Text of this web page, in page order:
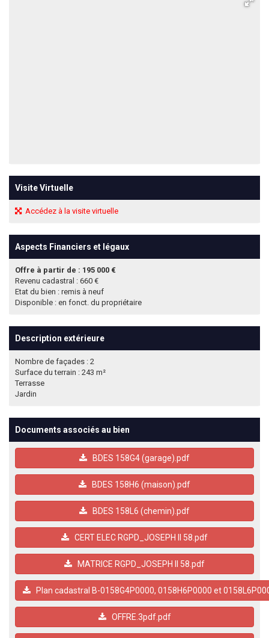
Visite Virtuelle
Accédez à la visite virtuelle
Aspects Financiers et légaux
Offre à partir de : 195 000 €
Revenu cadastral : 660 €
Etat du bien : remis à neuf
Disponible : en fonct. du propriétaire
Description extérieure
Nombre de façades : 2
Surface du terrain : 243 m²
Terrasse
Jardin
Documents associés au bien
BDES 158G4 (garage).pdf
BDES 158H6 (maison).pdf
BDES 158L6 (chemin).pdf
CERT ELEC RGPD_JOSEPH II 58.pdf
MATRICE RGPD_JOSEPH II 58.pdf
Plan cadastral B-0158G4P0000, 0158H6P0000 et
OFFRE.3pdf.pdf